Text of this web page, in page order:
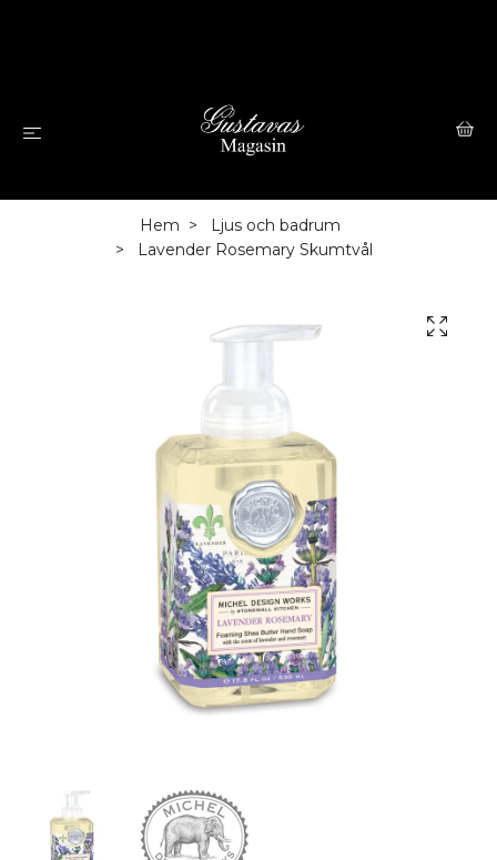
Hem
Ljus och badrum
Lavender Rosemary Skumtvål